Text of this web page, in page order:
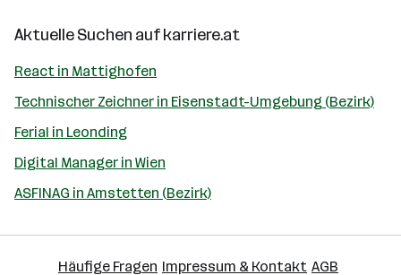
Aktuelle Suchen aufkarriere.at
React in Mattighofen
Technischer Zeichner in Eisenstadt-Umgebung (Bezirk)
Ferial in Leonding
Digital Manager in Wien
ASFINAG in Amstetten (Bezirk)
Häufige Fragen Impressum & Kontakt AGB